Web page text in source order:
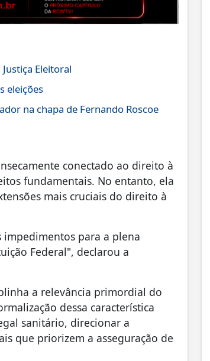
Eleitoral
eleições
na chapa de Fernando Roscoe
conectado ao direito à
fundamentais. No entanto, ela
mais cruciais do direito à
impedimentos para a plena
Federal", declarou a
a relevância primordial do
dessa característica
sanitário, direcionar a
que priorizem a asseguração de